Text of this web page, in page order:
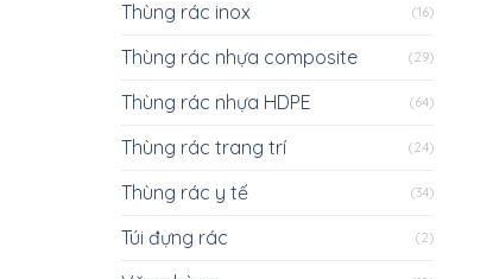
Thùng rác inox (16)
Thùng rác nhựa composite (29)
Thùng rác nhựa HDPE (64)
Thùng rác trang trí (24)
Thùng rác y tế (34)
Túi đựng rác (2)